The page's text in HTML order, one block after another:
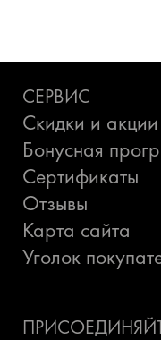
СЕРВИС
Скидки и акции
Бонусная
Сертификаты
Отзывы
Карта сайта
Уголок